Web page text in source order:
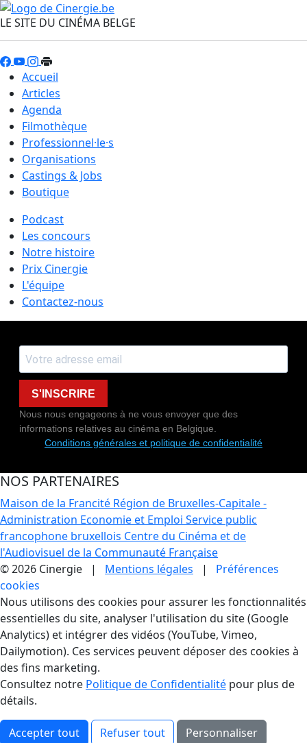
LE SITE DU CINÉMA BELGE
Accueil
Articles
Agenda
Filmothèque
Professionnel·le·s
Organisations
Castings & Jobs
Boutique
Podcast
Les concours
Notre histoire
Prix Cinergie
L'équipe
Contactez-nous
S'INSCRIRE
Nous nous engageons à ne vous envoyer que des
informations relatives au cinéma en Belgique.
Conditions générales et politique de confidentialité
NOS PARTENAIRES
Maison de la Francité Région de Bruxelles-Capitale -
Administration Economie et Emploi Service public
francophone bruxellois Centre du Cinéma et de
l'Audiovisuel de la Communauté Française
© 2026 Cinergie | Mentions légales | Préférences
cookies
Gestion des Cookies
Nous utilisons des cookies pour assurer les fonctionnalités
essentielles du site, analyser l'utilisation du site (Google
Analytics) et intégrer des vidéos (YouTube, Vimeo,
Dailymotion). Ces services peuvent déposer des cookies à
des fins marketing.
Consultez notre Politique de Confidentialité pour plus de
détails.
Accepter tout Refuser tout Personnaliser